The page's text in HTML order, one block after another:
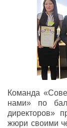
Команда
нами» по
директоров»
жюри своими